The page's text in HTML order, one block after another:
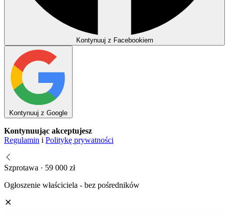
Kontynuuj z Facebookiem
Kontynuuj z Google
Kontynuując akceptujesz
Regulamin i Politykę prywatności
Szprotawa · 59 000 zł
Ogłoszenie właściciela - bez pośredników